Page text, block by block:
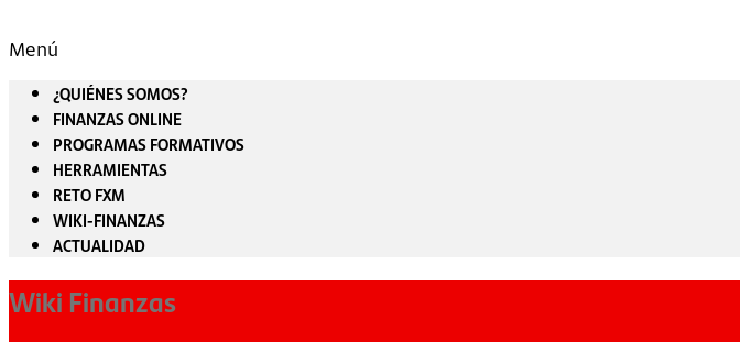
Menú
¿QUIÉNES SOMOS?
FINANZAS ONLINE
PROGRAMAS FORMATIVOS
HERRAMIENTAS
RETO FXM
WIKI-FINANZAS
ACTUALIDAD
Wiki Finanzas